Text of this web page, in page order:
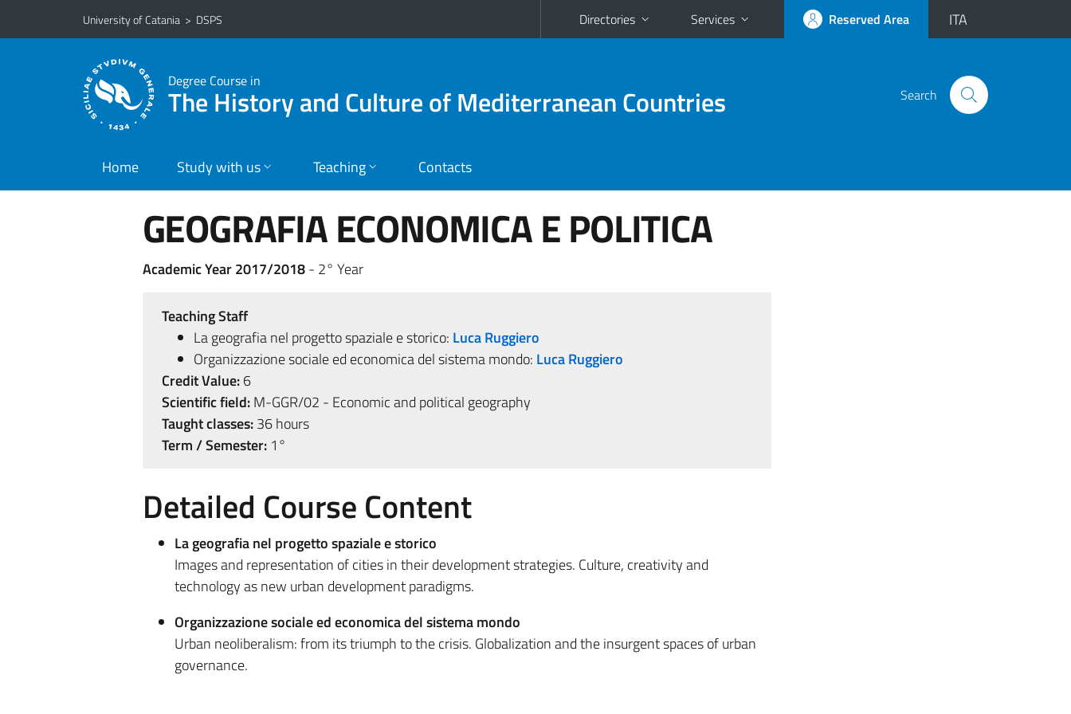
Go to main content
Go to navigation menu
University of Catania > DSPS Directories Services Reserved Area ITA
Degree Course in
The History and Culture of Mediterranean Countries Search
Home Study with us Teaching Contacts
GEOGRAFIA ECONOMICA E POLITICA
Academic Year 2017/2018- 2° Year
Teaching Staff
La geografia nel progetto spaziale e storico: Luca Ruggiero
Organizzazione sociale ed economica del sistema mondo: Luca Ruggiero
Credit Value:6
Scientific field:M-GGR/02 - Economic and political geography
Taught classes:36 hours
Term / Semester:1°
Detailed Course Content
La geografia nel progetto spaziale e storico
Images and representation of cities in their development strategies. Culture, creativity and
technology as new urban development paradigms.
Organizzazione sociale ed economica del sistema mondo
Urban neoliberalism: from its triumph to the crisis. Globalization and the insurgent spaces of urban
governance.